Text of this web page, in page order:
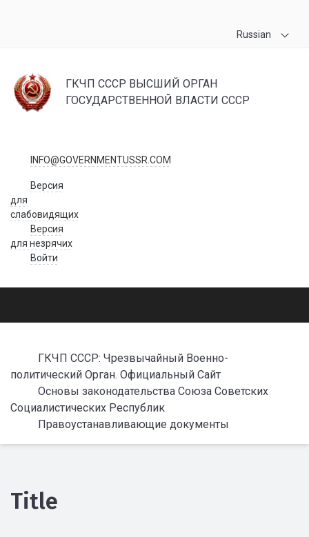
Russian
ГКЧП СССР ВЫСШИЙ ОРГАН
ГОСУДАРСТВЕННОЙ ВЛАСТИ СССР
INFO@GOVERNMENTUSSR.COM
Версия
для
слабовидящих
Версия
для незрячих
Войти
ГКЧП СССР: Чрезвычайный Военно-
политический Орган. Официальный Сайт
Основы законодательства Союза Советских
Социалистических Республик
Правоустанавливающие документы
Title